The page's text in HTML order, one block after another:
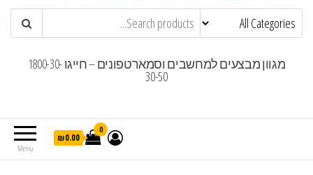
מגוון מבצעים למחשבים וסמארטפונים – חייגו 1800-30-
30-50
Menu
0
₪0.00